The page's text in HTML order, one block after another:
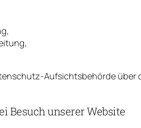
Aufsichtsbehörde
Besuch unserer Website